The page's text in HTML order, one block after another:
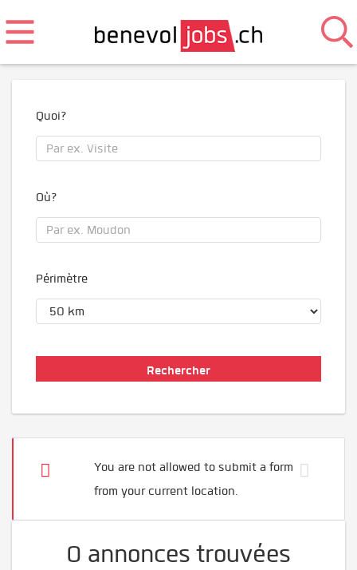
Quoi?
Où?
Périmètre
You are not allowed to submit a form
from your current location.
0 annonces trouvées